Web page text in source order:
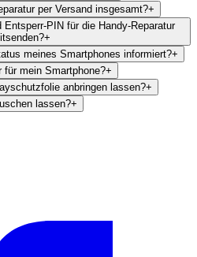
per Versand insgesamt?+
PIN für die Handy-Reparatur
+
meines Smartphones informiert?+
für mein Smartphone?+
anbringen lassen?+
lassen?+